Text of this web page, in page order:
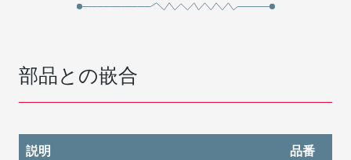
部品との嵌合
説明
品番